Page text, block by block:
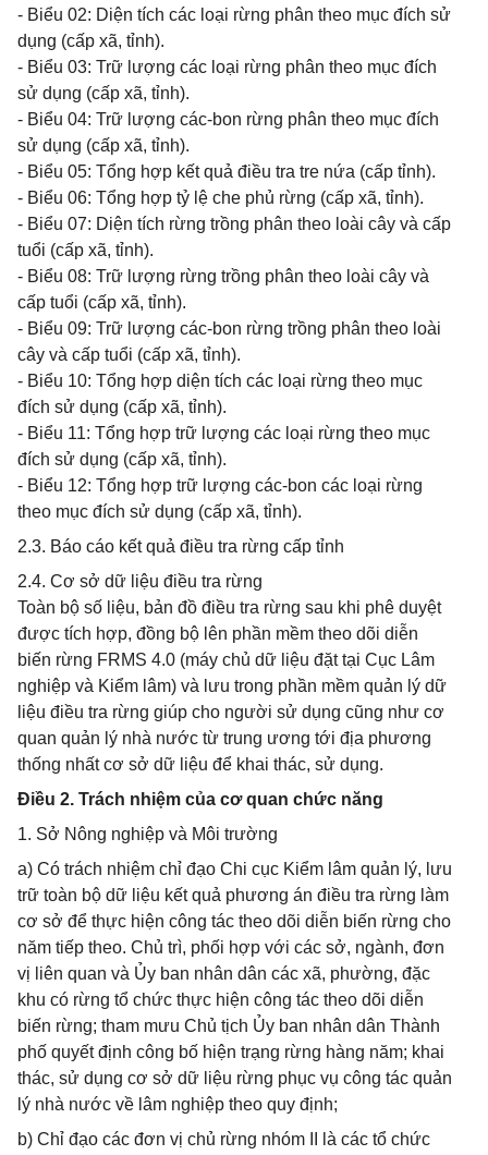
- Biểu 02: Diện tích các loại rừng phân theo mục đích sử
dụng (cấp xã, tỉnh).
- Biểu 03: Trữ lượng các loại rừng phân theo mục đích
sử dụng (cấp xã, tỉnh).
- Biểu 04: Trữ lượng các-bon rừng phân theo mục đích
sử dụng (cấp xã, tỉnh).
- Biểu 05: Tổng hợp kết quả điều tra tre nứa (cấp tỉnh).
- Biểu 06: Tổng hợp tỷ lệ che phủ rừng (cấp xã, tỉnh).
- Biểu 07: Diện tích rừng trồng phân theo loài cây và cấp
tuổi (cấp xã, tỉnh).
- Biểu 08: Trữ lượng rừng trồng phân theo loài cây và
cấp tuổi (cấp xã, tỉnh).
- Biểu 09: Trữ lượng các-bon rừng trồng phân theo loài
cây và cấp tuổi (cấp xã, tỉnh).
- Biểu 10: Tổng hợp diện tích các loại rừng theo mục
đích sử dụng (cấp xã, tỉnh).
- Biểu 11: Tổng hợp trữ lượng các loại rừng theo mục
đích sử dụng (cấp xã, tỉnh).
- Biểu 12: Tổng hợp trữ lượng các-bon các loại rừng
theo mục đích sử dụng (cấp xã, tỉnh).
2.3. Báo cáo kết quả điều tra rừng cấp tỉnh
2.4. Cơ sở dữ liệu điều tra rừng
Toàn bộ số liệu, bản đồ điều tra rừng sau khi phê duyệt
được tích hợp, đồng bộ lên phần mềm theo dõi diễn
biến rừng FRMS 4.0 (máy chủ dữ liệu đặt tại Cục Lâm
nghiệp và Kiểm lâm) và lưu trong phần mềm quản lý dữ
liệu điều tra rừng giúp cho người sử dụng cũng như cơ
quan quản lý nhà nước từ trung ương tới địa phương
thống nhất cơ sở dữ liệu để khai thác, sử dụng.
Điều 2. Trách nhiệm của cơ quan chức năng
1. Sở Nông nghiệp và Môi trường
a) Có trách nhiệm chỉ đạo Chi cục Kiểm lâm quản lý, lưu
trữ toàn bộ dữ liệu kết quả phương án điều tra rừng làm
cơ sở để thực hiện công tác theo dõi diễn biến rừng cho
năm tiếp theo. Chủ trì, phối hợp với các sở, ngành, đơn
vị liên quan và Ủy ban nhân dân các xã, phường, đặc
khu có rừng tổ chức thực hiện công tác theo dõi diễn
biến rừng; tham mưu Chủ tịch Ủy ban nhân dân Thành
phố quyết định công bố hiện trạng rừng hàng năm; khai
thác, sử dụng cơ sở dữ liệu rừng phục vụ công tác quản
lý nhà nước về lâm nghiệp theo quy định;
b) Chỉ đạo các đơn vị chủ rừng nhóm II là các tổ chức